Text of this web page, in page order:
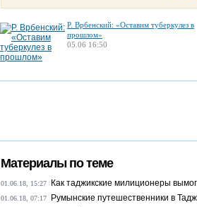
Р. Врбенский: «Оставим туберкулез в
прошлом»
05.06 16:50
Материалы по теме
01.06.18, 15:27 Как таджикские милиционеры
01.06.18, 07:17 Румынские путешественники в